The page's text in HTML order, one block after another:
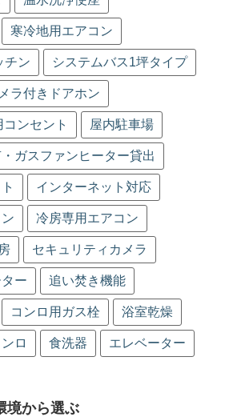
寒冷地用エアコン
チン システムバス1坪タイプ
ラ付きドアホン
ンセント 屋内駐車場
ガスファンヒーター貸出
インターネット対応
冷房専用エアコン
セキュリティカメラ
ー 追い焚き機能
コンロ用ガス栓 浴室乾燥
ロ 食洗器 エレベーター
境から選ぶ